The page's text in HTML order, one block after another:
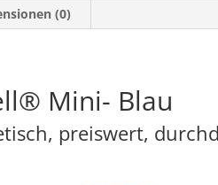
(0)
Mini- Blau
preiswert,